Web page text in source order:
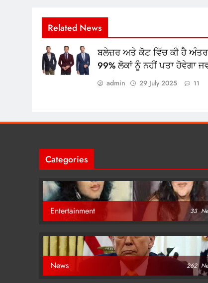
Related News
ਬਲੇਜ਼ਰ ਅਤੇ ਕੋਟ ਵਿੱਚ ਕੀ ਹੈ
99% ਲੋਕਾਂ ਨੂੰ ਨਹੀਂ ਪਤਾ ਹੋਵੇਗਾ
admin 29 July 2025 11
Categories
Entertainment 33
News 262